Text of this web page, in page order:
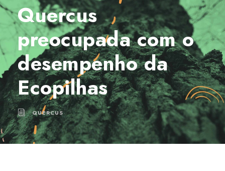
Quercus
preocupada com o
desempenho da
Ecopilhas
QUERCUS